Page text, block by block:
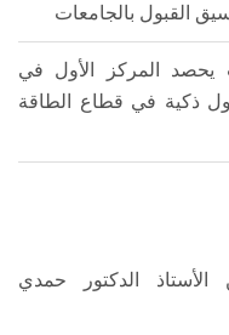
القبول بالجامعات
يحصد المركز الأول في
ذكية في قطاع الطاقة
الدكتور حمدي